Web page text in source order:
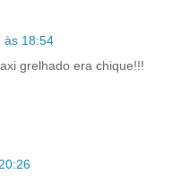
às 18:54
grelhado era chique!!!